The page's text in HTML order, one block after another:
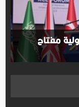
مفتاح